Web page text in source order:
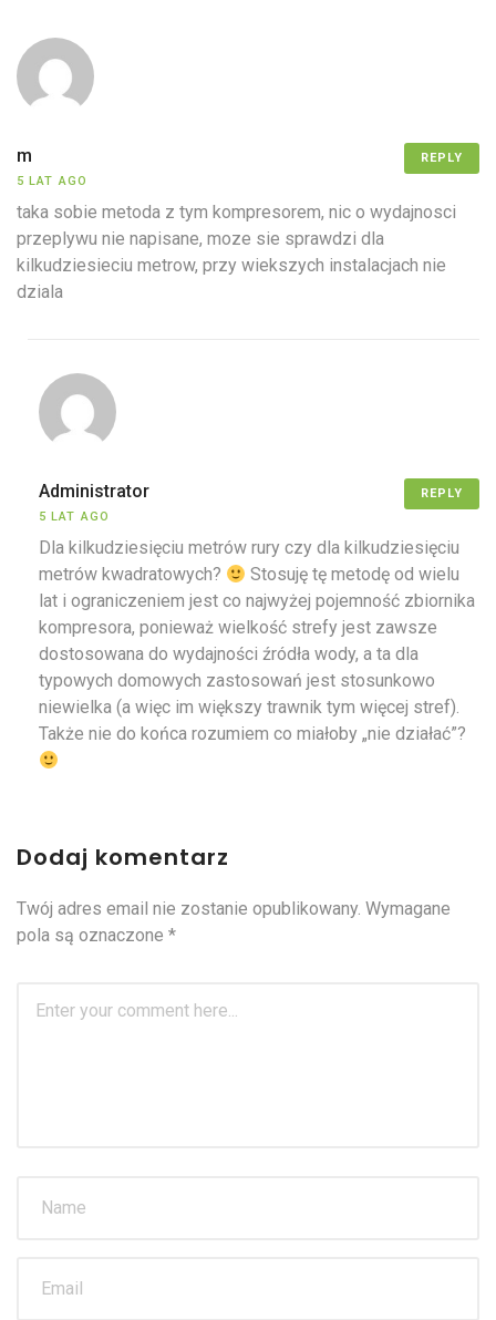
m
5 LAT AGO
taka sobie metoda z tym kompresorem, nic o wydajnosci
przeplywu nie napisane, moze sie sprawdzi dla
kilkudziesieciu metrow, przy wiekszych instalacjach nie
dziala
REPLY
Administrator
5 LAT AGO
Dla kilkudziesięciu metrów rury czy dla kilkudziesięciu
metrów kwadratowych?
Stosuję tę metodę od wielu
lat i ograniczeniem jest co najwyżej pojemność zbiornika
kompresora, ponieważ wielkość strefy jest zawsze
dostosowana do wydajności źródła wody, a ta dla
typowych domowych zastosowań jest stosunkowo
niewielka (a więc im większy trawnik tym więcej stref).
Także nie do końca rozumiem co miałoby „nie działać”?
REPLY
Dodaj komentarz
Twój adres email nie zostanie opublikowany. Wymagane
pola są oznaczone *